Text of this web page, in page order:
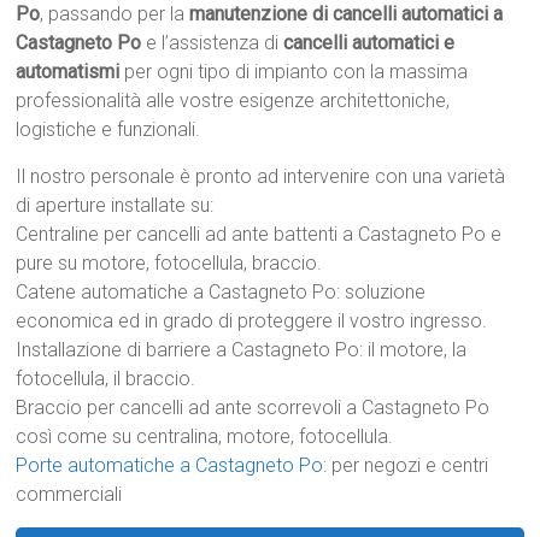
Po, passando per lamanutenzione di cancelli automatici a
Castagneto Po e l’assistenza dicancelli automatici e
automatismi per ogni tipo di impianto con la massima
professionalità alle vostre esigenze architettoniche,
logistiche e funzionali.
Il nostro personale è pronto ad intervenire con una varietà
di aperture installate su:
Centraline per cancelli ad ante battenti a Castagneto Po e
pure su motore, fotocellula, braccio.
Catene automatiche a Castagneto Po: soluzione
economica ed in grado di proteggere il vostro ingresso.
Installazione di barriere a Castagneto Po: il motore, la
fotocellula, il braccio.
Braccio per cancelli ad ante scorrevoli a Castagneto Po
così come su centralina, motore, fotocellula.
Porte automatiche a Castagneto Po: per negozi e centri
commerciali